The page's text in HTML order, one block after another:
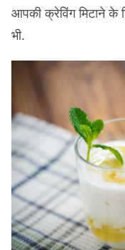
आपकी क्रेविंग मिटाने के
भी.